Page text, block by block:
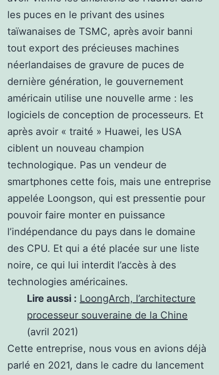
les puces en le privant des usines
taïwanaises de TSMC, après avoir banni
tout export des précieuses machines
néerlandaises de gravure de puces de
dernière génération, le gouvernement
américain utilise une nouvelle arme : les
logiciels de conception de processeurs. Et
après avoir « traité » Huawei, les USA
ciblent un nouveau champion
technologique. Pas un vendeur de
smartphones cette fois, mais une entreprise
appelée Loongson, qui est pressentie pour
pouvoir faire monter en puissance
l’indépendance du pays dans le domaine
des CPU. Et qui a été placée sur une liste
noire, ce qui lui interdit l’accès à des
technologies américaines.
Lire aussi : LoongArch, l’architecture
processeur souveraine de la Chine
(avril 2021)
Cette entreprise, nous vous en avions déjà
parlé en 2021, dans le cadre du lancement